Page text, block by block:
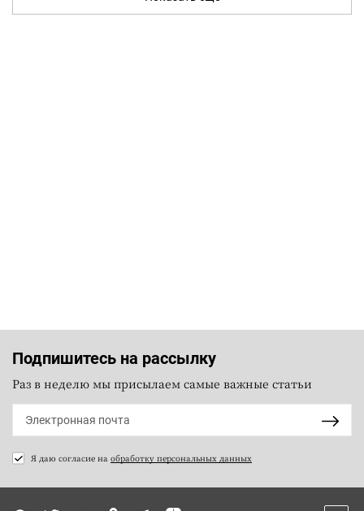
Подпишитесь на рассылку
Раз в неделю мы присылаем самые важные статьи
Я даю согласие на обработку персональных данных